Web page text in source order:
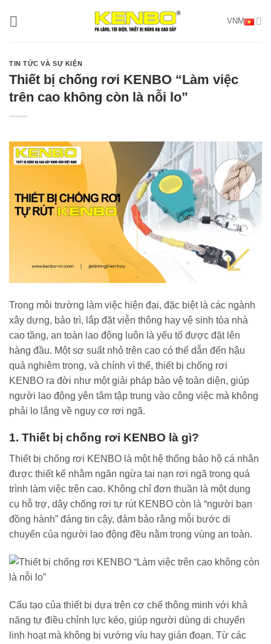
VNM
TIN TỨC VÀ SỰ KIỆN
Thiết bị chống rơi KENBO “Làm việc
trên cao không còn là nỗi lo”
Trong môi trường làm việc hiện đại, đặc biệt là các ngành
xây dựng, bảo trì, lắp đặt viễn thông hay vệ sinh tòa nhà
cao tầng, an toàn lao động luôn là yếu tố được đặt lên
hàng đầu. Một sơ suất nhỏ trên cao có thể dẫn đến hậu
quả nghiêm trọng, và chính vì thế, thiết bị chống rơi
KENBO ra đời như một giải pháp bảo vệ toàn diện, giúp
người lao động yên tâm tập trung vào công việc mà không
phải lo lắng về nguy cơ rơi ngã.
1. Thiết bị chống rơi KENBO là gì?
Thiết bị chống rơi KENBO là một hệ thống bảo hộ cá nhân
được thiết kế nhằm ngăn ngừa tai nạn rơi ngã trong quá
trình làm việc trên cao. Không chỉ đơn thuần là một dụng
cụ hỗ trợ, dây chống rơi tự rút KENBO còn là “người bạn
đồng hành” đáng tin cậy, đảm bảo rằng mỗi bước di
chuyển của người lao động đều nằm trong vùng an toàn.
Cấu tạo của thiết bị dựa trên cơ chế thông minh với khả
năng tự điều chỉnh lực kéo, giúp người dùng di chuyển
linh hoạt mà không bị vướng víu hay gián đoạn. Từ các